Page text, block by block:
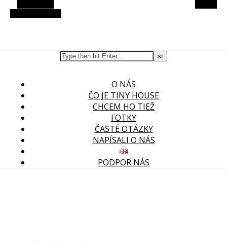
O NÁS
ČO JE TINY HOUSE
CHCEM HO TIEŽ
FOTKY
ČASTÉ OTÁZKY
NAPÍSALI O NÁS
PODPOR NÁS